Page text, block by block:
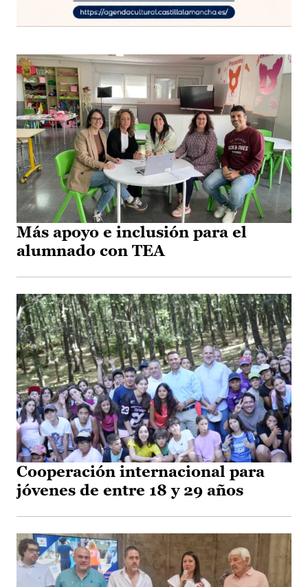
Más apoyo e inclusión para el
alumnado con TEA
Cooperación internacional para
jóvenes de entre 18 y 29 años